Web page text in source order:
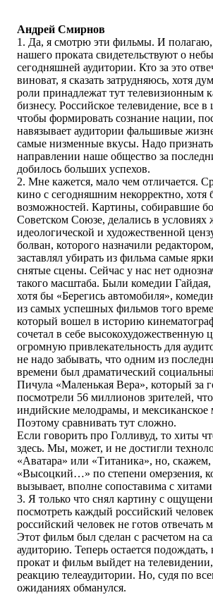
Андрей Смирнов
1. Да, я смотрю эти фильмы. И
нашего проката свидетельствуют о
сегодняшней аудитории. Кто за это
виноват, я сказать затрудняюсь, хотя
роли принадлежат тут телевизионным
бизнесу. Российское телевидение, все
чтобы формировать сознание нации,
навязывает аудитории фальшивые
самые низменные вкусы. Надо
направлении наше общество за
добилось больших успехов.
2. Мне кажется, мало чем отличается.
кино с сегодняшним некорректно, хотя
возможностей. Картины, собиравшие
Советском Союзе, делались в условиях
идеологической и художественной
болван, которого назначили
заставлял убирать из фильма самые
снятые сцены. Сейчас у нас нет
такого масштаба. Были комедии
хотя бы «Берегись автомобиля»,
из самых успешных фильмов того
который вошел в историю
сочетал в себе высокохудожественную
огромную привлекательность для
не надо забывать, что одним из
времени был драматический
Пичула «Маленькая Вера», который за
посмотрели 56 миллионов зрителей,
индийские мелодрамы, и мексиканское
Поэтому сравнивать тут сложно.
Если говорить про Голливуд, то хиты
здесь. Мы, может, и не достигли
«Аватара» или «Титаника», но, скажем,
«Высоцкий…» по степени омерзения,
вызывает, вполне сопоставима с
3. Я только что снял картину с
посмотреть каждый российский
российский человек не готов отвечать
Этот фильм был сделан с расчетом на
аудиторию. Теперь остается подождать,
прокат и фильм выйдет на
реакцию телеаудитории. Но, судя по
ожиданиях обманулся.